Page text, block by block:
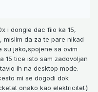
i dongle dac fiio ka 15,
da za te pare nikad
su jako,spojene sa ovim
15 tice isto sam zadovoljan
ih na desktop mode.
mi se dogodi dok
onako kao elektricitet(i